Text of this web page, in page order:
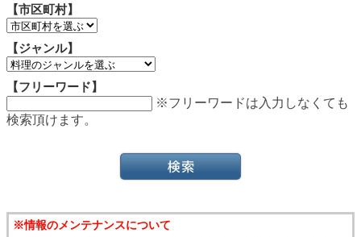
【市区町村】
【ジャンル】
【フリーワード】
※フリーワードは入力しなくても
検索頂けます。
※情報のメンテナンスについて